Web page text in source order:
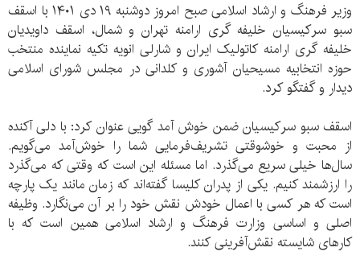
وزیر فرهنگ و ارشاد اسلامی صبح امروز دوشنبه ۱۹ دی ۱۴۰۱ با اسقف
سبو سرکیسیان خلیفه گری ارامنه تهران و شمال، اسقف داویدیان
خلیفه گری ارامنه کاتولیک ایران و شارلی انویه تکیه نماینده منتخب
حوزه انتخابیه مسیحیان آشوری و کلدانی در مجلس شورای اسلامی
دیدار و گفتگو کرد.
اسقف سبو سرکیسیان ضمن خوش آمد گویی عنوان کرد: با دلی آکنده
از محبت و خوشوقتی تشریف‌فرمایی شما را خوش‌آمد می‌گویم.
سال‌ها خیلی سریع می‌گذرد. اما مسئله این است که وقتی که می‌گذرد
را ارزشمند کنیم. یکی از پدران کلیسا گفته‌اند که زمان مانند یک پارچه
است که هر کسی با اعمال خودش نقش خود را بر آن می‌نگارد. وظیفه
اصلی و اساسی وزارت فرهنگ و ارشاد اسلامی همین است که با
کارهای شایسته نقش‌آفرینی کنند.